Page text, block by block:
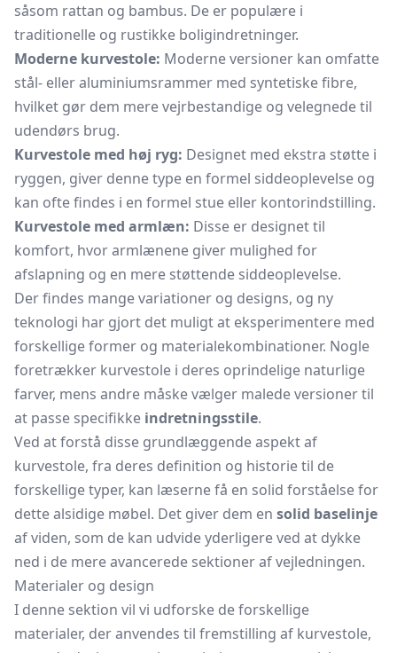
såsom rattan og bambus. De er populære i
traditionelle og rustikke boligindretninger.
Moderne kurvestole: Moderne versioner kan omfatte
stål- elleraluminiumsrammer med syntetiske fibre,
hvilket gør dem mere vejrbestandige og velegnede til
udendørs brug.
Kurvestole med høj ryg: Designet med ekstra støtte i
ryggen, giver denne type en formel siddeoplevelse og
kan ofte findes i en formel stue eller kontorindstilling.
Kurvestole med armlæn: Disse er designet til
komfort, hvor armlænene giver mulighed for
afslapning og en mere støttende siddeoplevelse.
Der findes mange variationer og designs, og ny
teknologi har gjort det muligt at eksperimentere med
forskellige former og materialekombinationer. Nogle
foretrækker kurvestole i deres oprindelige naturlige
farver, mens andre måske vælger malede versioner til
at passe specifikke indretningsstile.
Ved at forstå disse grundlæggende aspekt af
kurvestole, fra deres definition og historie til de
forskellige typer, kan læserne få en solid forståelse for
dette alsidige møbel. Det giver dem en solid baselinje
af viden, som de kan udvide yderligere ved at dykke
ned i de mere avancerede sektioner af vejledningen.
Materialer og design
I denne sektion vil vi udforske de forskellige
materialer, der anvendes til fremstilling af kurvestole,